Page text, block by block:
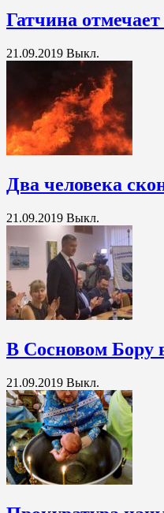
Гатчина
21.09.2019 Выкл.
Два человека
21.09.2019 Выкл.
В Сосновом Бору
21.09.2019 Выкл.